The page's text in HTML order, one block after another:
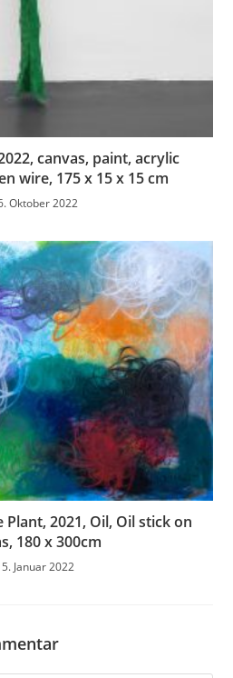
canvas, paint, acrylic
wire, 175 x 15 x 15 cm
Oktober 2022
2021, Oil, Oil stick on
180 x 300cm
5. Januar 2022